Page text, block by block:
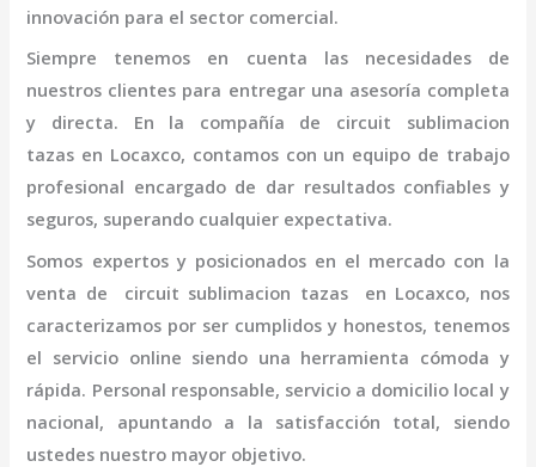
innovación para el sector comercial.
Siempre tenemos en cuenta las necesidades de
nuestros clientes para entregar una asesoría completa
y directa. En la compañía de circuit sublimacion
tazas en Locaxco, contamos con un equipo de trabajo
profesional encargado de dar resultados confiables y
seguros, superando cualquier expectativa.
Somos expertos y posicionados en el mercado con la
venta de circuit sublimacion tazasen Locaxco, nos
caracterizamos por ser cumplidos y honestos, tenemos
el servicio online siendo una herramienta cómoda y
rápida. Personal responsable, servicio a domicilio local y
nacional, apuntando a la satisfacción total, siendo
ustedes nuestro mayor objetivo.